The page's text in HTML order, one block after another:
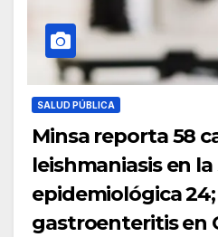
SALUD PÚBLICA
Minsa reporta 58
leishmaniasis en
epidemiológica
gastroenteritis en